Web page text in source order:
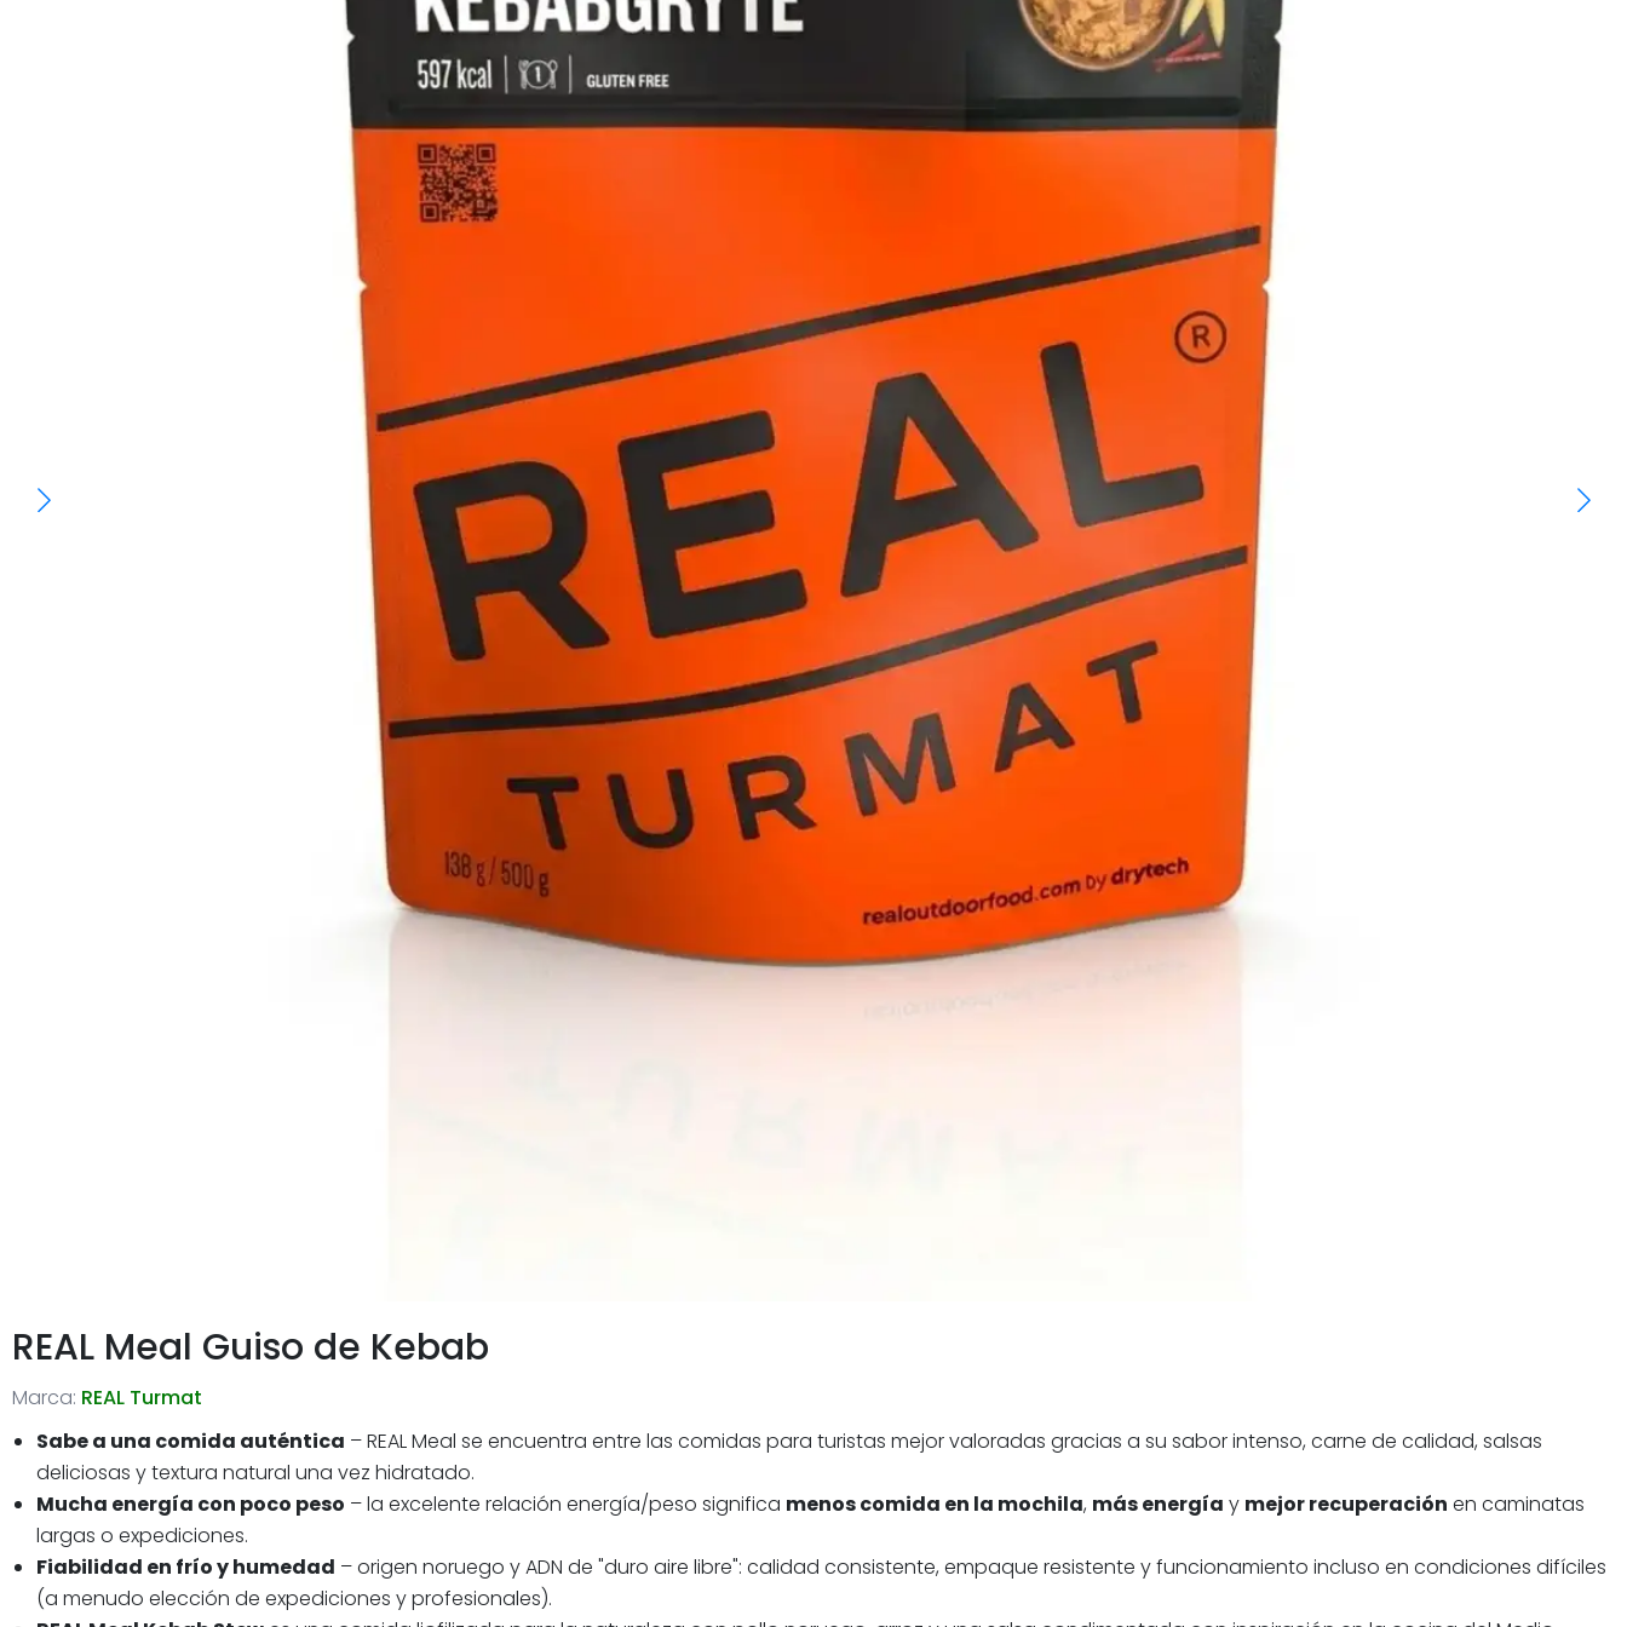
REAL Meal Guiso de Kebab
Marca: REAL Turmat
Sabe a una comida auténtica – REAL Meal se encuentra entre las comidas para turistas mejor valoradas gracias a su sabor intenso, carne de calidad, salsas
deliciosas y textura natural una vez hidratado.
Mucha energía con poco peso – la excelente relación energía/peso significa menos comida en la mochila, más energía y mejor recuperación en caminatas
largas o expediciones.
Fiabilidad en frío y humedad – origen noruego y ADN de "duro aire libre": calidad consistente, empaque resistente y funcionamiento incluso en condiciones difíciles
(a menudo elección de expediciones y profesionales).